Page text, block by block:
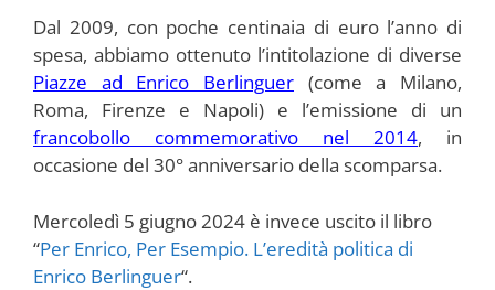
Dal 2009, con poche centinaia di euro l’anno di
spesa, abbiamo ottenuto l’intitolazione di diverse
Piazze ad Enrico Berlinguer (come a Milano,
Roma, Firenze e Napoli) e l’emissione di un
francobollo commemorativo nel 2014, in
occasione del 30° anniversario della scomparsa.
Mercoledì 5 giugno 2024 è invece uscito il libro
“Per Enrico, Per Esempio. L’eredità politica di
Enrico Berlinguer“.